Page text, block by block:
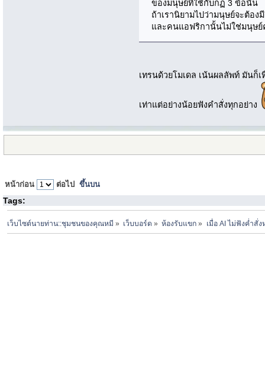
ของมนุษย์ที่ใช้กับกฏ 3 ข้อนั่น
ถ้าเรานิยามไปว่ามนุษย์จะต้อง
และคนแอฟริกานั้นไม่ใช่มนุษย์
เทรนด้วยโมเดล เน้นผลลัพท์ มันก็
เท่าแต่อย่างน้อยฟังคำสั่งทุกอย่าง
หน้าก่อน ต่อไป ขึ้นบน
Tags:
เว็บไซต์นายท่าน::ชุมชนของคุณหมี » เว็บบอร์ด » ห้องรับแขก » เมื่อ AI ไม่ฟังค่ำสั่